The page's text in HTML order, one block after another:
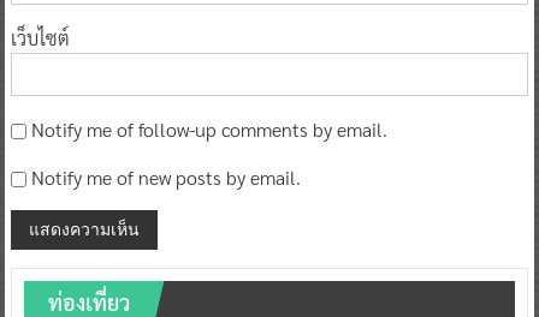
เว็บไซต์
Notify me of follow-up comments by email.
Notify me of new posts by email.
ท่องเที่ยว